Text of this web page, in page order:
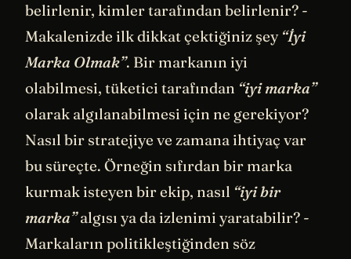
belirlenir, kimler tarafından belirlenir? -
Makalenizde ilk dikkat çektiğiniz şey “İyi
Marka Olmak”. Bir markanın iyi
olabilmesi, tüketici tarafından “iyi marka”
olarak algılanabilmesi için ne gerekiyor?
Nasıl bir stratejiye ve zamana ihtiyaç var
bu süreçte. Örneğin sıfırdan bir marka
kurmak isteyen bir ekip, nasıl “iyi bir
marka”algısı ya da izlenimi yaratabilir? -
Markaların politikleştiğinden söz